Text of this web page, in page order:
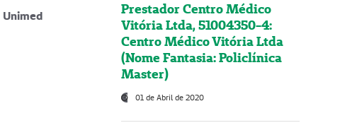
Unimed
Prestador Centro Médico
Vitória Ltda, 51004350-4:
Centro Médico Vitória Ltda
(Nome Fantasia: Policlínica
Master)
01 de Abril de 2020